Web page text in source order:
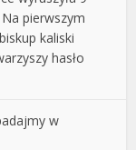
pierwszym
kaliski
hasło
w